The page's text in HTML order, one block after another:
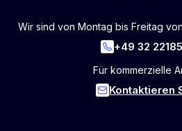
Wir sind von Montag bis Freitag
+49 32
Für kommerzielle
Kontaktieren